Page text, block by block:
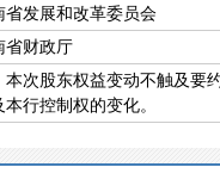
省发展和改革委员会
省财政厅
本次股东权益变动不触及要
行控制权的变化。